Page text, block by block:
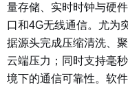
量存储、实时时钟与硬
口和4G无线通信。尤为
据源头完成压缩清洗、
云端压力；同时支持毫
境下的通信可靠性。软